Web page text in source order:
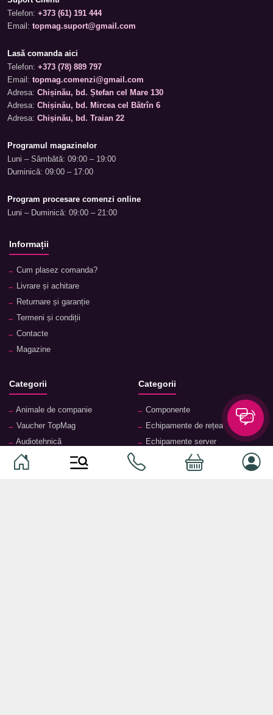
Telefon: +373 (61) 191 444
Email: topmag.suport@gmail.com
Lasă comanda aici
Telefon: +373 (78) 889 797
Email: topmag.comenzi@gmail.com
Adresa: Chișinău, bd. Ștefan cel Mare 130
Adresa: Chișinău, bd. Mircea cel Bătrîn 6
Adresa: Chișinău, bd. Traian 22
Programul magazinelor
Luni – Sâmbătă: 09:00 – 19:00
Duminică: 09:00 – 17:00
Program procesare comenzi online
Luni – Duminică: 09:00 – 21:00
Informații
Cum plasez comanda?
Livrare și achitare
Returnare și garanție
Termeni și condiții
Contacte
Magazine
Categorii
Animale de companie
Vaucher TopMag
Audiotehnică
Căști
Categorii
Componente
Echipamente de rețea
Echipamente server
Living